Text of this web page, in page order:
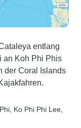
entlang
an Koh Phi Phis
der Coral Islands
, Ko Phi Phi Lee